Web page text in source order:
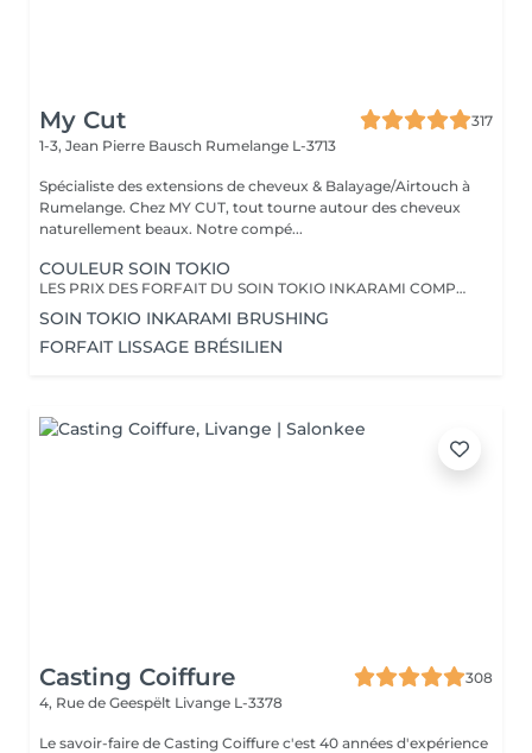
My Cut
317
1-3, Jean Pierre Bausch Rumelange L-3713
Spécialiste des extensions de cheveux & Balayage/Airtouch à
Rumelange. Chez MY CUT, tout tourne autour des cheveux
naturellement beaux. Notre compé...
COULEUR SOIN TOKIO
LES PRIX DES FORFAIT DU SOIN TOKIO INKARAMI COMPRENNENT LA COULEUR, LE GLOSS, LE SOIN ADAPTÉ À VOS CHEVEUX QUI RESTE JUSQU'À 3 MOIS DANS LES CHEVEUX, LES PRODUITS DE STYLING AINSI QU'UN BRUSHING/WAVY
SOIN TOKIO INKARAMI BRUSHING
FORFAIT LISSAGE BRÉSILIEN
Casting Coiffure
308
4, Rue de Geespëlt Livange L-3378
Le savoir-faire de Casting Coiffure c'est 40 années d'expérience